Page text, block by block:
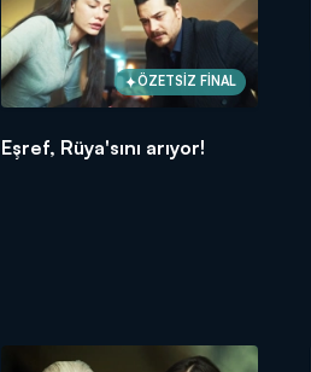
ÖZETSİZ FİNAL
Eşref, Rüya'sını arıyor!